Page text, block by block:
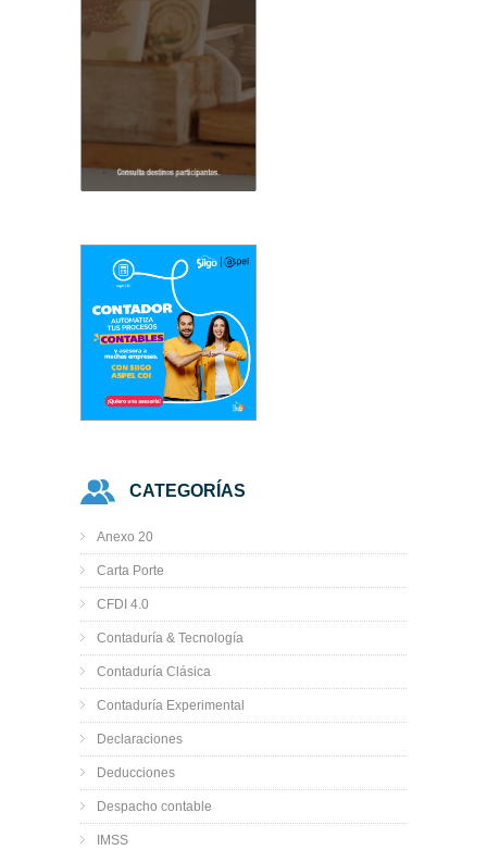
CATEGORÍAS
Anexo 20
Carta Porte
CFDI 4.0
Contaduría & Tecnología
Contaduría Clásica
Contaduría Experimental
Declaraciones
Deducciones
Despacho contable
IMSS